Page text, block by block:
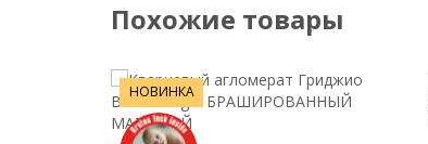
Похожие товары
НОВИНКА